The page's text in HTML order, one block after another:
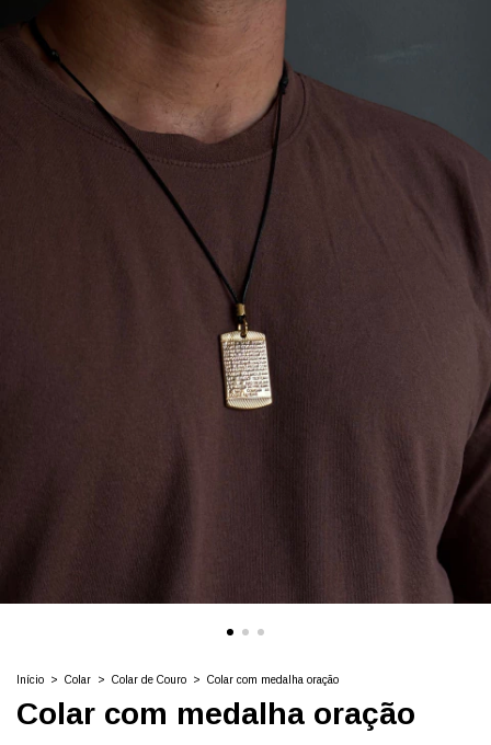
Início > Colar > Colar de Couro > Colar com medalha oração
Colar com medalha oração